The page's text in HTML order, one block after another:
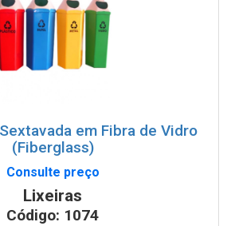
em Fibra de Vidro
(Fiberglass)
Consulte preço
Lixeiras
Código: 1074